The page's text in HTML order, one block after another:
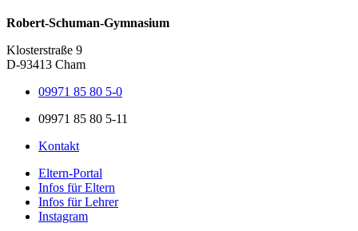
Robert-Schuman-Gymnasium
Klosterstraße 9
D-93413 Cham
09971 85 80 5-0
09971 85 80 5-11
Kontakt
Eltern-Portal
Infos für Eltern
Infos für Lehrer
Instagram